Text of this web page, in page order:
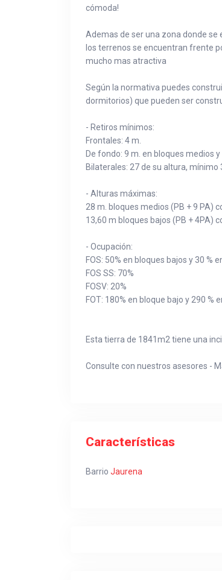
cómoda!
Ademas de ser una zona donde
los terrenos se encuentran frente
mucho mas atractiva
Según la normativa puedes
dormitorios) que pueden ser
- Retiros mínimos:
Frontales: 4 m.
De fondo: 9 m. en bloques medios
Bilaterales: 27 de su altura, mínimo
- Alturas máximas:
28 m. bloques medios (PB + 9 PA)
13,60 m bloques bajos (PB + 4PA)
- Ocupación:
FOS: 50% en bloques bajos y 30 %
FOS SS: 70%
FOSV: 20%
FOT: 180% en bloque bajo y 290 %
Esta tierra de 1841m2 tiene una
Consulte con nuestros asesores -
Características
Barrio Jaurena